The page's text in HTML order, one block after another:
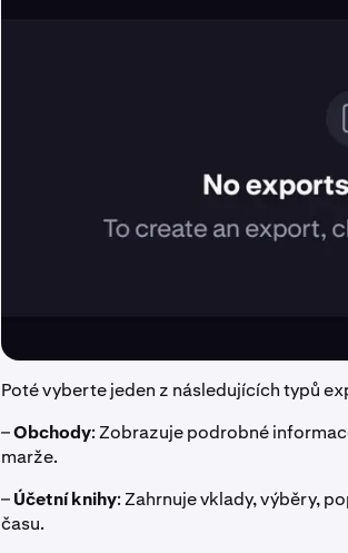
Poté vyberte jeden z následujících typů
–Obchody: Zobrazuje podrobné
marže.
–Účetní knihy: Zahrnuje vklady, výběry,
času.